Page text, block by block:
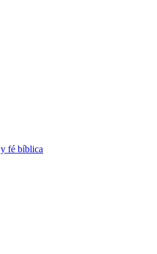
bíblica
el evangelismo, el cristianismo y la